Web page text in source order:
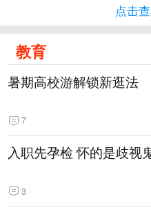
点击
教育
暑期高校游解锁新逛法
7
入职先孕检 怀的是歧视
3